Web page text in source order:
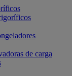
de carga